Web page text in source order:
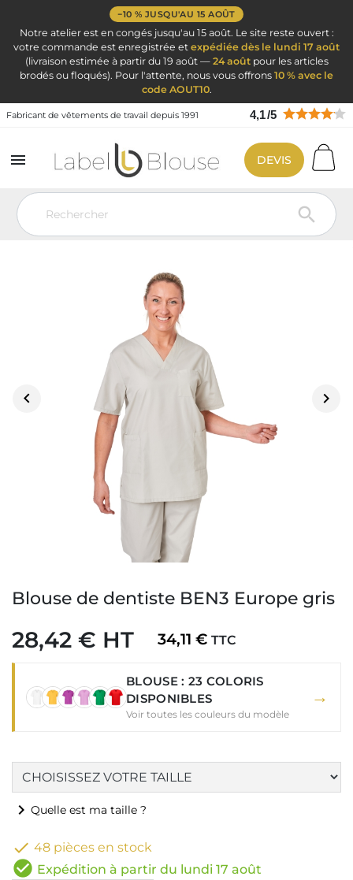
−10 % JUSQU'AU 15 AOÛT
Notre atelier est en congés jusqu'au 15 août. Le site reste ouvert :
votre commande est enregistrée et expédiée dès le lundi 17 août
(livraison estimée à partir du 19 août — 24 aoûtpour les articles
brodés ou floqués). Pour l'attente, nous vous offrons 10 % avec le
code AOUT10.
Fabricant de vêtements de travail depuis 1991 4,1/5


DEVIS
Vêtement de travail Blouse médicale Blouse Dentiste
Blouse
cabinet dentaire
 
Blouse de dentiste BEN3 Europe gris
28,42 € HT 34,11 € TTC
BLOUSE : 23 COLORIS
DISPONIBLES
Voir toutes les couleurs du modèle
→
chevron_right Quelle est ma taille ?
 48 pièces en stock
check_circle Expédition à partir du lundi 17 août